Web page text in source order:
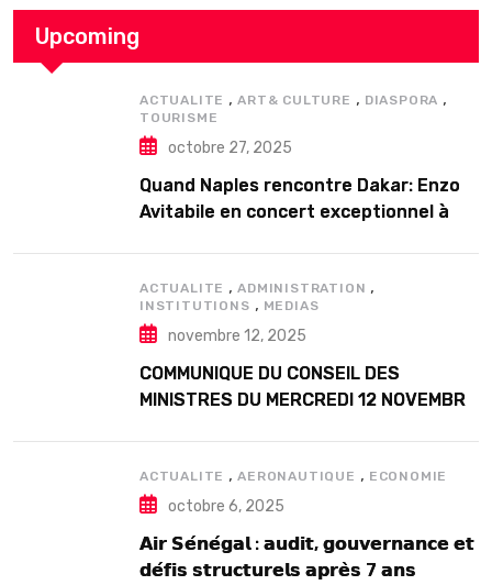
Upcoming
ACTUALITE ,ART& CULTURE , DIASPORA ,
TOURISME
octobre 27, 2025
Quand Naples rencontre Dakar: Enzo
Avitabile en concert exceptionnel à
ACTUALITE ,ADMINISTRATION ,
INSTITUTIONS , MEDIAS
novembre 12, 2025
COMMUNIQUE DU CONSEIL DES
MINISTRES DU MERCREDI 12 NOVEMBRE
ACTUALITE ,AERONAUTIQUE , ECONOMIE
octobre 6, 2025
𝗔𝗶𝗿 𝗦𝗲́𝗻𝗲́𝗴𝗮𝗹 : 𝗮𝘂𝗱𝗶𝘁, 𝗴𝗼𝘂𝘃𝗲𝗿𝗻𝗮𝗻𝗰𝗲 𝗲𝘁
𝗱𝗲́𝗳𝗶𝘀 𝘀𝘁𝗿𝘂𝗰𝘁𝘂𝗿𝗲𝗹𝘀 𝗮𝗽𝗿𝗲̀𝘀 7 𝗮𝗻𝘀